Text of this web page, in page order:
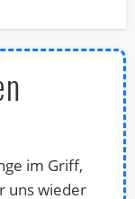
im Griff,
uns wieder